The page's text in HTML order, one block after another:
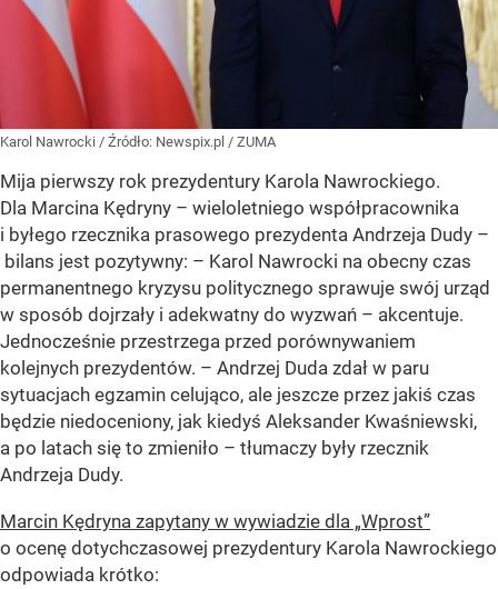
Karol Nawrocki / Źródło: Newspix.pl / ZUMA
Mija pierwszy rok prezydentury Karola Nawrockiego.
Dla Marcina Kędryny – wieloletniego współpracownika
i byłego rzecznika prasowego prezydenta Andrzeja Dudy –
bilans jest pozytywny: – Karol Nawrocki na obecny czas
permanentnego kryzysu politycznego sprawuje swój urząd
w sposób dojrzały i adekwatny do wyzwań – akcentuje.
Jednocześnie przestrzega przed porównywaniem
kolejnych prezydentów. – Andrzej Duda zdał w paru
sytuacjach egzamin celująco, ale jeszcze przez jakiś czas
będzie niedoceniony, jak kiedyś Aleksander Kwaśniewski,
a po latach się to zmieniło – tłumaczy były rzecznik
Andrzeja Dudy.
Marcin Kędryna zapytany w wywiadzie dla „Wprost”
o ocenę dotychczasowej prezydentury Karola Nawrockiego
odpowiada krótko: